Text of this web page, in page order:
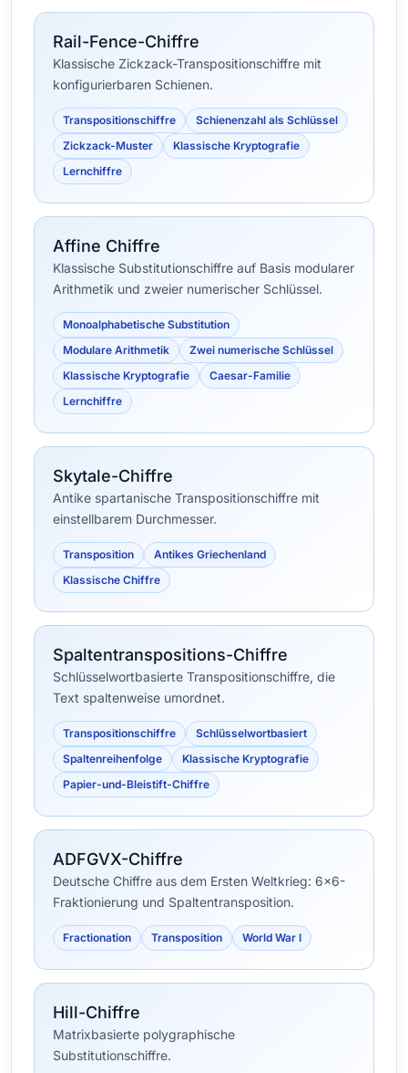
Rail-Fence-Chiffre
Klassische Zickzack-Transpositionschiffre mit
konfigurierbaren Schienen.
Transpositionschiffre
Schienenzahl als Schlüssel
Zickzack-Muster
Klassische Kryptografie
Lernchiffre
Affine Chiffre
Klassische Substitutionschiffre auf Basis modularer
Arithmetik und zweier numerischer Schlüssel.
Monoalphabetische Substitution
Modulare Arithmetik
Zwei numerische Schlüssel
Klassische Kryptografie
Caesar-Familie
Lernchiffre
Skytale-Chiffre
Antike spartanische Transpositionschiffre mit
einstellbarem Durchmesser.
Transposition
Antikes Griechenland
Klassische Chiffre
Spaltentranspositions-Chiffre
Schlüsselwortbasierte Transpositionschiffre, die
Text spaltenweise umordnet.
Transpositionschiffre
Schlüsselwortbasiert
Spaltenreihenfolge
Klassische Kryptografie
Papier-und-Bleistift-Chiffre
ADFGVX-Chiffre
Deutsche Chiffre aus dem Ersten Weltkrieg: 6×6-
Fraktionierung und Spaltentransposition.
Fractionation Transposition World War I
Hill-Chiffre
Matrixbasierte polygraphische
Substitutionschiffre.